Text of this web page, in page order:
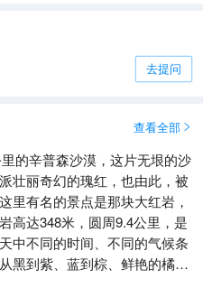
去提问
查看全部 
的辛普森沙漠，这片无垠的沙
壮丽奇幻的瑰红，也由此，被
里有名的景点是那块大红岩，
高达348米，圆周9.4公里，是
中不同的时间、不同的气候条
黑到紫、蓝到棕、鲜艳的橘黄